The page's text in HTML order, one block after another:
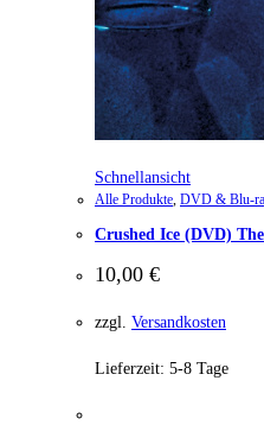
Schnellansicht
Alle Produkte DVD & Blu-
Crushed Ice (DVD)
10,00 €
zzgl. Versandkosten
Lieferzeit: 5-8 Tage